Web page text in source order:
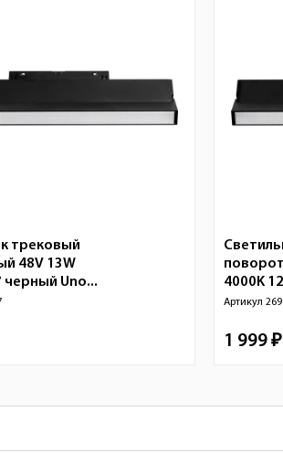
трековый
48V 13W
черный Uno...
4000K
Артикул
1 999 ₽